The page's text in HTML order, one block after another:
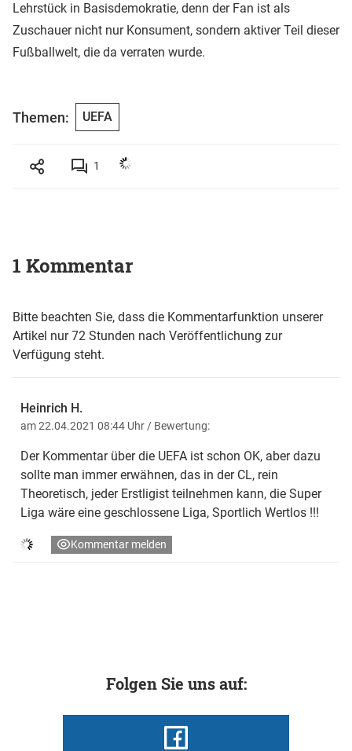
Lehrstück in Basisdemokratie, denn der Fan ist als
Zuschauer nicht nur Konsument, sondern aktiver Teil dieser
Fußballwelt, die da verraten wurde.
Themen: UEFA
1
1 Kommentar
Bitte beachten Sie, dass die Kommentarfunktion unserer
Artikel nur 72 Stunden nach Veröffentlichung zur
Verfügung steht.
Heinrich H.
am 22.04.2021 08:44 Uhr / Bewertung:
Der Kommentar über die UEFA ist schon OK, aber dazu
sollte man immer erwähnen, das in der CL, rein
Theoretisch, jeder Erstligist teilnehmen kann, die Super
Liga wäre eine geschlossene Liga, Sportlich Wertlos !!!
Kommentar melden
Folgen Sie uns auf: